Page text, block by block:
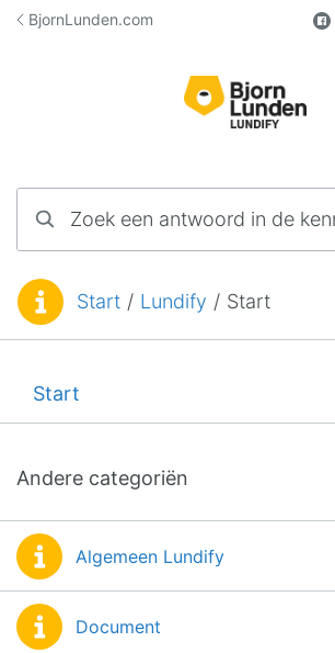
Ga naar inhoud
BjornLunden.com
U bent nu hier:
Start / Lundify / Start
Start
Andere categoriën
Algemeen Lundify
Document